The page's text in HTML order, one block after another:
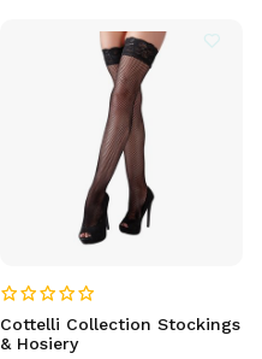
Cottelli Collection Stockings
& Hosiery